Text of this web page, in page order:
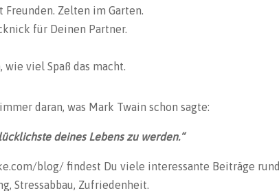
Zelten im Garten.
für Deinen Partner.
viel Spaß das macht.
daran, was Mark Twain schon sagte:
deines Lebens zu werden.“
blog/ findest Du viele interessante Beiträge rund
Stressabbau, Zufriedenheit.